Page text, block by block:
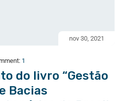
nov 30, 2021
1
do livro “Gestão
Bacias